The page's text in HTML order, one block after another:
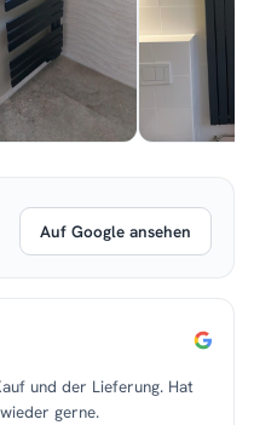
Auf Google ansehen
und der Lieferung. Hat
gerne.